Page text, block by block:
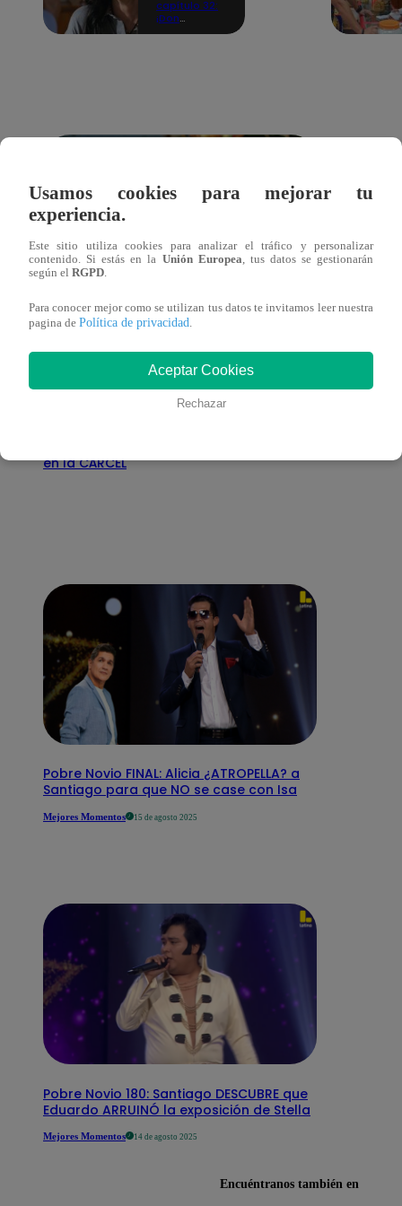
capítulo 32:
¡Don
en la CÁRCEL
Pobre Novio FINAL: Alicia ¿ATROPELLA? a
Santiago para que NO se case con Isa
Mejores Momentos 15 de agosto 2025
Pobre Novio 180: Santiago DESCUBRE que
Eduardo ARRUINÓ la exposición de Stella
Mejores Momentos 14 de agosto 2025
Usamos cookies para mejorar tu
experiencia.
Este sitio utiliza cookies para analizar el tráfico y personalizar
contenido. Si estás en la Unión Europea , tus datos se gestionarán
según el RGPD
Para conocer mejor como se utilizan tus datos te invitamos leer nuestra
pagina de Política de privacidad
Aceptar Cookies
Rechazar
Encuéntranos también en